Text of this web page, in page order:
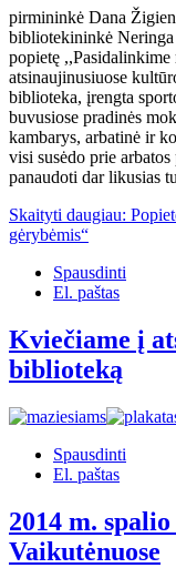
pirmininkė Dana
bibliotekininkė
popietę
atsinaujinusiuose
biblioteka, įrengta
buvusiose pradinės
kambarys, arbatinė ir
visi susėdo prie
panaudoti dar likusias
Skaityti daugiau:
gėrybėmis“
Spausdinti
El. paštas
Kviečiame į
biblioteką
Spausdinti
El. paštas
2014 m.
Vaikutėnuose